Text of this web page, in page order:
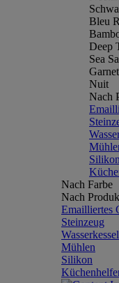
Bleu
Deep
Sea
Garnet
Nuit
Nach
Silikon
Nach Farbe
Nach
Emailliertes
Steinzeug
Wasserkessel
Mühlen
Silikon